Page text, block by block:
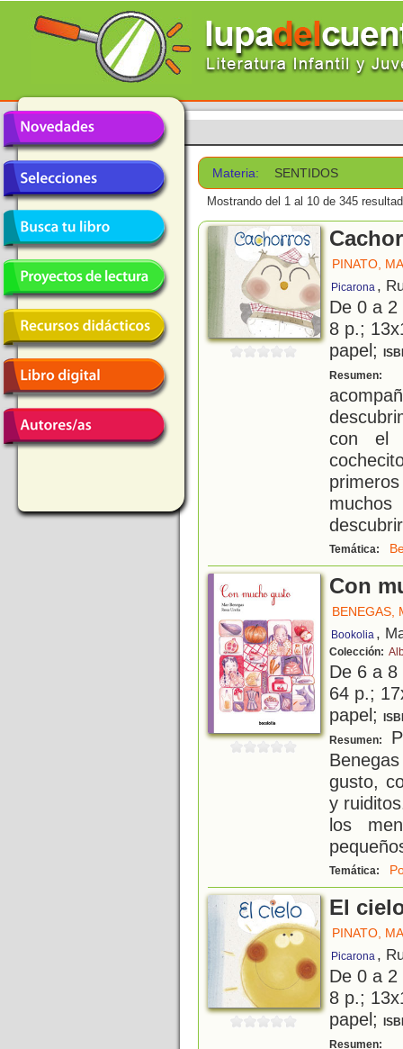
Materia: SENTIDOS
Mostrando del 1 al 10 de 345
PINATO,
Picarona ,
De 0 a
8 p.;
papel;
Resumen:
con el
Temática:
Con
BENEGAS,
Bookolia ,
Colección:
De 6 a
64 p.;
papel;
Resumen:
gusto,
y
los
Temática:
El
PINATO,
Picarona ,
De 0 a
8 p.;
papel;
Resumen: